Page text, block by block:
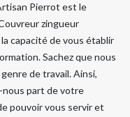
Pierrot est le
zingueur
capacité de vous établir
Sachez que nous
de travail. Ainsi,
nous part de votre
pouvoir vous servir et